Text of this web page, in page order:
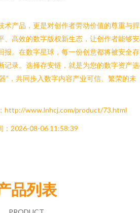
术产品，更是对创作者劳动价值的尊重与捍
、高效的数字版权新生态，让创作者能够
报。在数字星球，每一份创意都将被安全存
记录。选择存安链，就是为您的数字资产
”，共同步入数字内容产业可信、繁荣的未
http://www.lnhcj.com/product/73.html
：2026-08-06 11:58:39
品列表